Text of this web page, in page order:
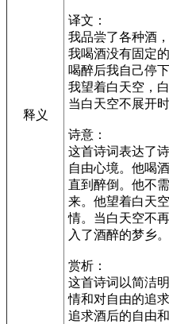
释义
译文：
我品尝了各种酒
我喝酒没有固定
喝醉后我自己停
我望着白天空，
当白天空不展开
诗意：
这首诗词表达了
自由心境。他喝
直到醉倒。他不
来。他望着白天
情。当白天空不
入了酒醉的梦乡。
赏析：
这首诗词以简洁
情和对自由的追
追求酒后的自由